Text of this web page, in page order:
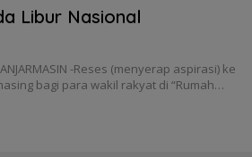
Libur Nasional
-Reses (menyerap aspirasi) ke
bagi para wakil rakyat di “Rumah…